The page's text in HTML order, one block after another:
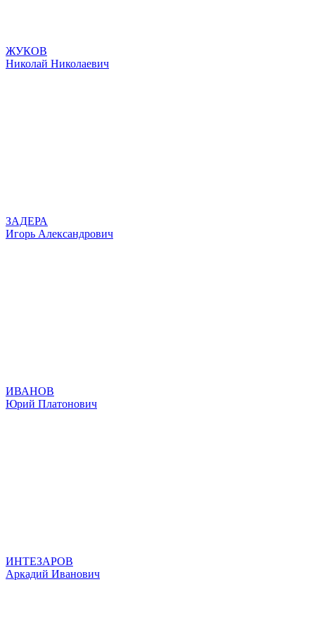
ЖУКОВ
Николай Николаевич
ЗАДЕРА
Игорь Александрович
ИВАНОВ
Юрий Платонович
ИНТЕЗАРОВ
Аркадий Иванович